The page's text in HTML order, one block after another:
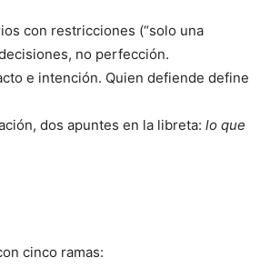
con restricciones (“solo una
no perfección.
e intención. Quien defiende define
dos apuntes en la libreta: lo que
cinco ramas: